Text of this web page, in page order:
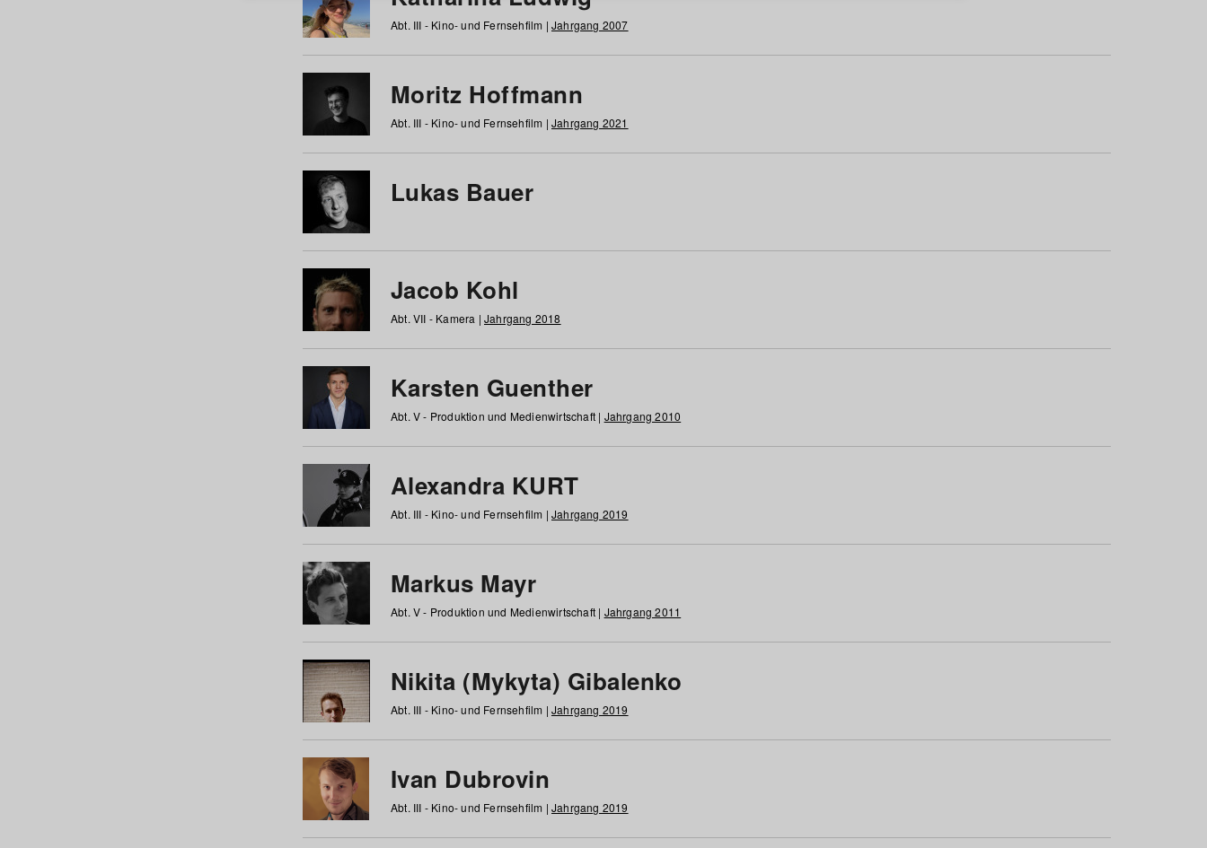
Abt. III - Kino- und Fernsehfilm | Jahrgang 2007
Moritz Hoffmann
Abt. III - Kino- und Fernsehfilm | Jahrgang 2021
Lukas Bauer
Jacob Kohl
Abt. VII - Kamera | Jahrgang 2018
Karsten Guenther
Abt. V - Produktion und Medienwirtschaft | Jahrgang 2010
Alexandra KURT
Abt. III - Kino- und Fernsehfilm | Jahrgang 2019
Markus Mayr
Abt. V - Produktion und Medienwirtschaft | Jahrgang 2011
Nikita (Mykyta) Gibalenko
Abt. III - Kino- und Fernsehfilm | Jahrgang 2019
Ivan Dubrovin
Abt. III - Kino- und Fernsehfilm | Jahrgang 2019